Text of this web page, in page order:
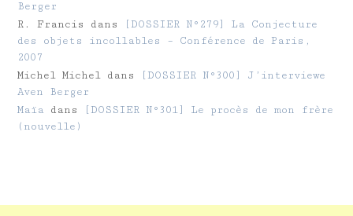
Berger
R. Francis
dans
[DOSSIER N°279] La Conjecture
des objets incollables – Conférence de Paris,
2007
Michel Michel dans
[DOSSIER N°300] J’interviewe
Aven Berger
Maïa dans
[DOSSIER N°301] Le procès de mon frère
(nouvelle)